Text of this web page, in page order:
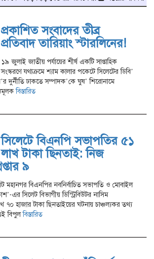
প্রকাশিত সংবাদের তীব্র
প্রতিবাদ তারিয়াং স্টারলিনের!
জুলাই জাতীয় পর্যায়ের শীর্ষ একটি সাপ্তাহিক
যথাক্রমে শ্যাম কালার পকেটে সিলেটের ডিবি’
দুর্নীতি ঢাকতে সম্পাদক’কে ঘুষ’ শিরোনামে
বিস্তারিত
সিলেটে বিএনপি সভাপতির ৫১
লাখ টাকা ছিনতাই: নিজ
৯
মহানগর বিএনপির নবনির্বাচিত সভাপতি ও মোবাইল
এর সিলেট বিভাগীয় ডিস্ট্রিবিউটর নাসিম
৭০ হাজার টাকা ছিনতাইয়ের ঘটনায় চাঞ্চল্যকর তথ্য
বিপুলবিস্তারিত